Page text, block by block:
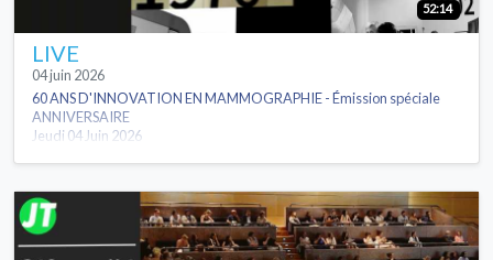
52:14
LIVE
04 juin 2026
60 ANS D'INNOVATION EN MAMMOGRAPHIE - Émission spéciale
ANNIVERSAIRE
Jeudi 04 Juin 2026